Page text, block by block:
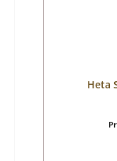
Heta